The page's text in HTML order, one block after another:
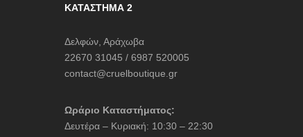
ΚΑΤΆΣΤΗΜΑ 2
Δελφών, Αράχωβα
22670 31045 / 6987 520005
contact@cruelboutique.gr
Ωράριο Καταστήματος:
Δευτέρα – Κυριακή: 10:30 – 22:30